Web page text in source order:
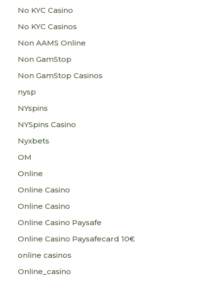
No KYC Casino
No KYC Casinos
Non AAMS Online
Non GamStop
Non GamStop Casinos
nysp
NYspins
NYSpins Casino
Nyxbets
OM
Online
Online Casino
Online Casino
Online Casino Paysafe
Online Casino Paysafecard 10€
online casinos
Online_casino